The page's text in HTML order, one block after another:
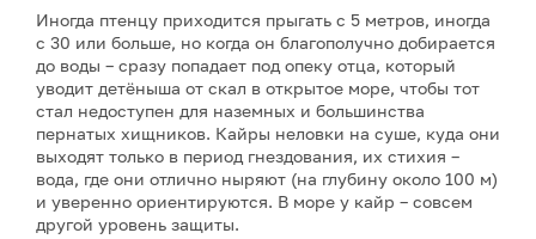
Иногда птенцу приходится прыгать с 5 метров, иногда
с 30 или больше, но когда он благополучно добирается
до воды – сразу попадает под опеку отца, который
уводит детёныша от скал в открытое море, чтобы тот
стал недоступен для наземных и большинства
пернатых хищников. Кайры неловки на суше, куда они
выходят только в период гнездования, их стихия –
вода, где они отлично ныряют (на глубину около 100 м)
и уверенно ориентируются. В море у кайр – совсем
другой уровень защиты.